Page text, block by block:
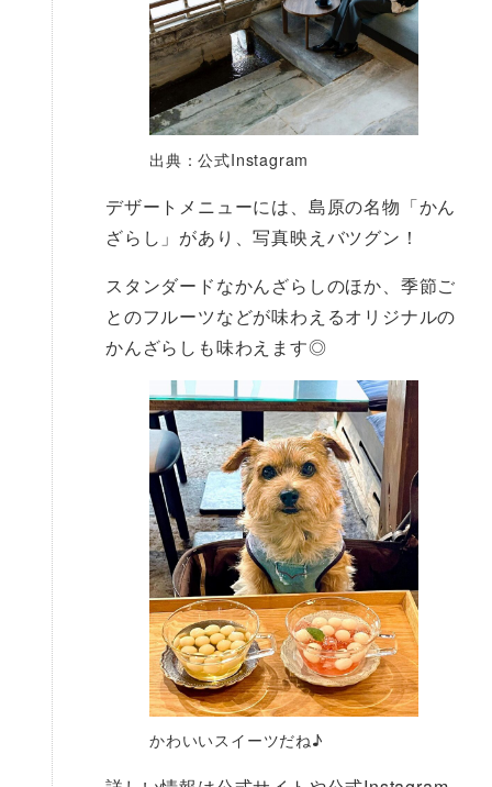
出典：公式Instagram
デザートメニューには、島原の名物「かん
ざらし」があり、写真映えバツグン！
スタンダードなかんざらしのほか、季節ご
とのフルーツなどが味わえるオリジナルの
かんざらしも味わえます◎
かわいいスイーツだね♪